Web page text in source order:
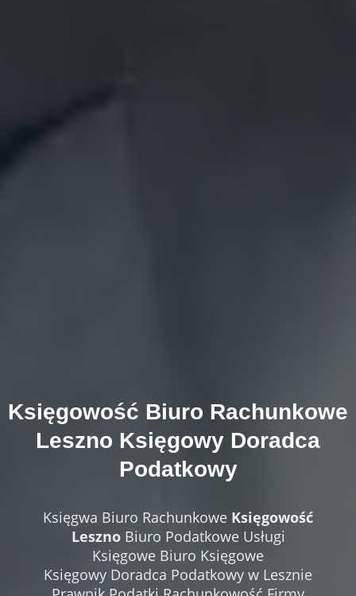
Księgowość Biuro Rachunkowe
Leszno Księgowy Doradca
Podatkowy
Księgwa Biuro Rachunkowe Księgowość
LesznoBiuro Podatkowe Usługi
Księgowe Biuro Księgowe
Księgowy Doradca Podatkowy w Lesznie